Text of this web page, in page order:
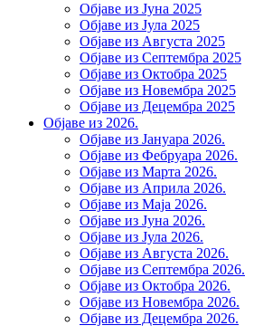
Објаве из Јуна 2025
Објаве из Јула 2025
Објаве из Августа 2025
Објаве из Септембра 2025
Објаве из Октобра 2025
Објаве из Новембра 2025
Објаве из Децембра 2025
Објаве из 2026.
Објаве из Јануара 2026.
Објаве из Фебруара 2026.
Објаве из Марта 2026.
Објаве из Априла 2026.
Објаве из Маја 2026.
Објаве из Јуна 2026.
Објаве из Јула 2026.
Објаве из Августа 2026.
Објаве из Септембра 2026.
Објаве из Октобра 2026.
Објаве из Новембра 2026.
Објаве из Децембра 2026.